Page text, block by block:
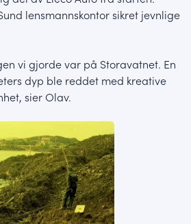
lensmannskontor sikret jevnlige
vi gjorde var på Storavatnet. En
dyp ble reddet med kreative
sier Olav.